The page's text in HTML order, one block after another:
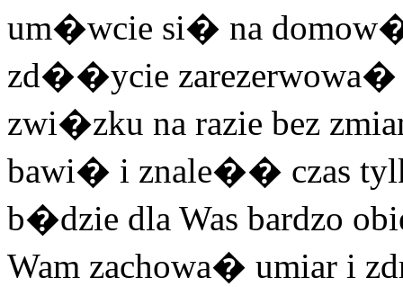
um�wcie si� na
zd��ycie zarezerwowa�
zwi�zku na razie bez
bawi� i znale�� czas
b�dzie dla Was bardzo
Wam zachowa� umiar i